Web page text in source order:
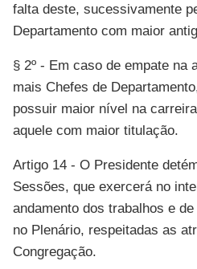
falta deste, sucessivamente
Departamento com maior
§ 2º - Em caso de empate na
mais Chefes de
possuir maior nível na
aquele com maior titulação.
Artigo 14 - O Presidente
Sessões, que exercerá no
andamento dos trabalhos e
no Plenário, respeitadas as
Congregação.